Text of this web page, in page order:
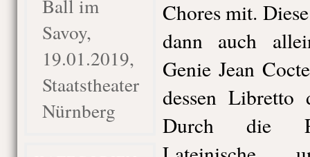
Ball im
Savoy,
19.01.2019,
Staatstheater
Nürnberg
Chores mit.
dann auch
Genie Jean
dessen Libretto
Durch die